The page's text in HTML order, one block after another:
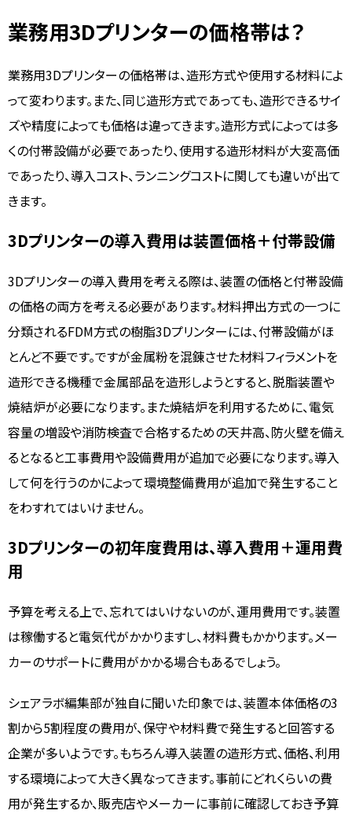
業務用3Dプリンターの価格帯は？
業務用3Dプリンターの価格帯は、造形方式や使用する材料によ
って変わります。また、同じ造形方式であっても、造形できるサイ
ズや精度によっても価格は違ってきます。造形方式によっては多
くの付帯設備が必要であったり、使用する造形材料が大変高価
であったり、導入コスト、ランニングコストに関しても違いが出て
きます。
3Dプリンターの導入費用は装置価格＋付帯設備
3Dプリンターの導入費用を考える際は、装置の価格と付帯設備
の価格の両方を考える必要があります。材料押出方式の一つに
分類されるFDM方式の樹脂3Dプリンターには、付帯設備がほ
とんど不要です。ですが金属粉を混錬させた材料フィラメントを
造形できる機種で金属部品を造形しようとすると、脱脂装置や
焼結炉が必要になります。また焼結炉を利用するために、電気
容量の増設や消防検査で合格するための天井高、防火壁を備え
るとなると工事費用や設備費用が追加で必要になります。導入
して何を行うのかによって環境整備費用が追加で発生すること
をわすれてはいけません。
3Dプリンターの初年度費用は、導入費用＋運用費
用
予算を考える上で、忘れてはいけないのが、運用費用です。装置
は稼働すると電気代がかかりますし、材料費もかかります。メー
カーのサポートに費用がかかる場合もあるでしょう。
シェアラボ編集部が独自に聞いた印象では、装置本体価格の3
割から5割程度の費用が、保守や材料費で発生すると回答する
企業が多いようです。もちろん導入装置の造形方式、価格、利用
する環境によって大きく異なってきます。事前にどれくらいの費
用が発生するか、販売店やメーカーに事前に確認しておき予算